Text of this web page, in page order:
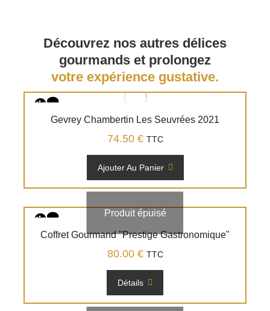
Découvrez nos autres délices
gourmands et prolongez
votre expérience gustative.
Gevrey Chambertin Les Seuvrées 2021
74.50 € TTC
Ajouter Au Panier
Produit épuisé
Coffret Gourmand "Prestige Gastronomique"
80.00 € TTC
Détails